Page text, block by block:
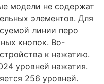
модели не содержат
элементов. Для
линии перо
кнопок. Во-
к нажатию.
уровней нажатия.
256 уровней.